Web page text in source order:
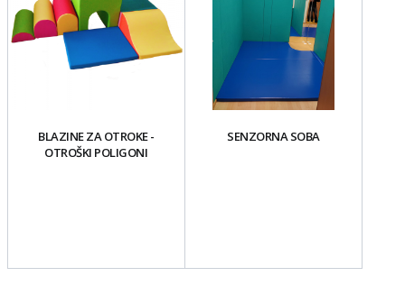
BLAZINE ZA OTROKE -
OTROŠKI POLIGONI
SENZORNA SOBA